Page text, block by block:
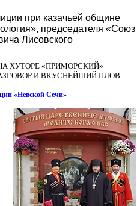
при казачьей общине
председателя «Союз
Лисовского
ХУТОРЕ «ПРИМОРСКИЙ»
И ВКУСНЕЙШИЙ ПЛОВ
«Невской Сечи»